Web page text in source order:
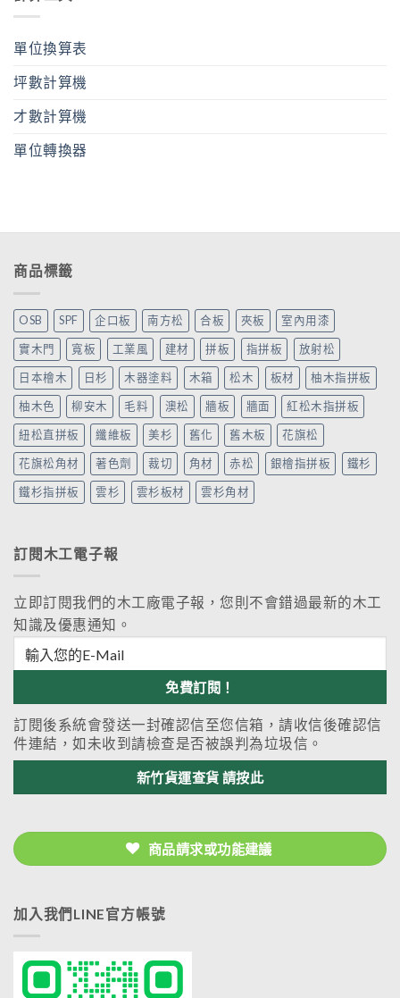
單位換算表
坪數計算機
才數計算機
單位轉換器
商品標籤
OSB SPF 企口板 南方松 合板 夾板 室內用漆
實木門 寬板 工業風 建材 拼板 指拼板 放射松
日本檜木 日杉 木器塗料 木箱 松木 板材 柚木指拼板
柚木色 柳安木 毛料 澳松 牆板 牆面 紅松木指拼板
紐松直拼板 纖維板 美杉 舊化 舊木板 花旗松
花旗松角材 著色劑 裁切 角材 赤松 銀檜指拼板 鐵杉
鐵杉指拼板 雲杉 雲杉板材 雲杉角材
訂閱木工電子報
立即訂閱我們的木工廠電子報，您則不會錯過最新的木工
知識及優惠通知。
訂閱後系統會發送一封確認信至您信箱，請收信後確認信
件連結，如未收到請檢查是否被誤判為垃圾信。
新竹貨運查貨 請按此
商品請求或功能建議
加入我們LINE官方帳號